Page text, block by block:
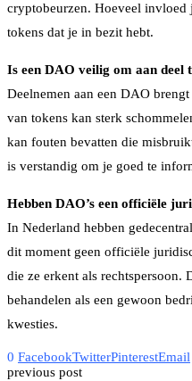
cryptobeurzen. Hoeveel invloed
tokens dat je in bezit hebt.
Is een DAO veilig om aan deel
Deelnemen aan een DAO
van tokens kan sterk
kan fouten bevatten die
is verstandig om je goed te
Hebben DAO’s een officiële
In Nederland hebben
dit moment geen officiële
die ze erkent als rechtspersoon.
behandelen als een gewoon
kwesties.
0 FacebookTwitterPinterestEmail
previous post